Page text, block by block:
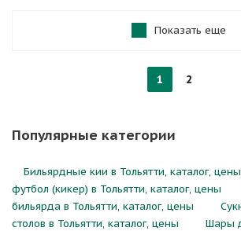
Показать еще
1 2
Популярные категории
Бильярдные кии в Тольятти, каталог, цены
футбол (кикер) в Тольятти, каталог, цены
бильярда в Тольятти, каталог, цены
столов в Тольятти, каталог, цены
Шары